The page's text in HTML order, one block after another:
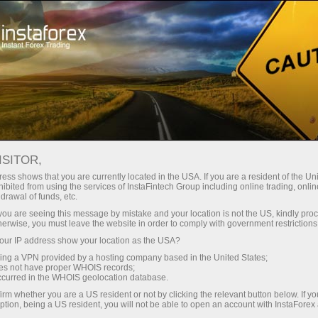
انسٹا فاریکس کے ساتھ، آپ
حاصل کرتے ہیں: 1:5000 تک کا فائدہ،
مارکیٹ میں کچھ بہترین اسپریڈز اور
کمیشنز، اور ٹریڈنگ اسٹاک اور انڈیکس
کے لیے فائدہ مند حالات۔
مختصر
30% بونس
ہر ڈیپازٹ پر
رفتار
تجارت اور ہائی ویز پر
shows that you are currently located in the USA. If you are a resident of the
from using the services of InstaFintech Group including online trading,
of funds, etc.
are seeing this message by mistake and your location is not the US, kindly
you must leave the website in order to comply with government
IP address show your location as the USA?
a VPN provided by a hosting company based in the United States;
not have proper WHOIS records;
in the WHOIS geolocation database.
whether you are a US resident or not by clicking the relevant button below. If
being a US resident, you will not be able to open an account with InstaForex